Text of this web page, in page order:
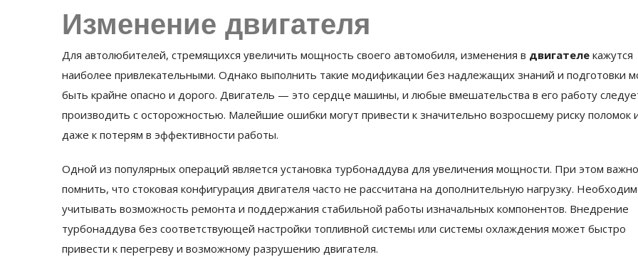
Изменение двигателя
Для автолюбителей, стремящихся увеличить мощность своего автомобиля, изменения в двигателе кажутся
наиболее привлекательными. Однако выполнить такие модификации без надлежащих знаний и подготовки
быть крайне опасно и дорого. Двигатель — это сердце машины, и любые вмешательства в его работу
производить с осторожностью. Малейшие ошибки могут привести к значительно возросшему риску поломок
даже к потерям в эффективности работы.
Одной из популярных операций является установка турбонаддува для увеличения мощности. При этом важно
помнить, что стоковая конфигурация двигателя часто не рассчитана на дополнительную нагрузку.
учитывать возможность ремонта и поддержания стабильной работы изначальных компонентов. Внедрение
турбонаддува без соответствующей настройки топливной системы или системы охлаждения может быстро
привести к перегреву и возможному разрушению двигателя.